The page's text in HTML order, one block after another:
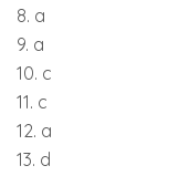
8. a
9. a
10. c
11. c
12. a
13. d